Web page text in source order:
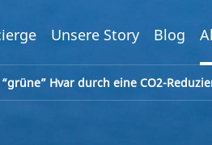
Unsere Story Blog
Hvar durch eine CO2-